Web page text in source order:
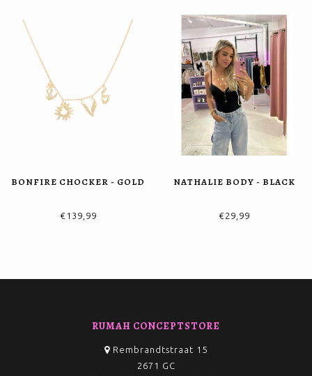
BONFIRE CHOCKER - GOLD
€139,99
NATHALIE BODY - BLACK
€29,99
RUMAH CONCEPTSTORE
Rembrandtstraat 15
2671 GC